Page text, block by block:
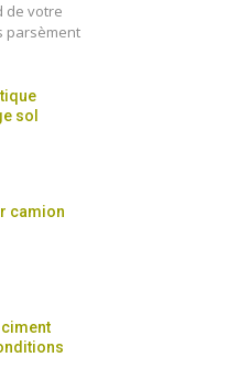
de votre
parsèment
sol
camion